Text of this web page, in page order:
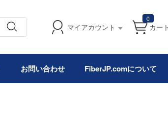
マイアカウント
0
カート
お問い合わせ FiberJP.comについて